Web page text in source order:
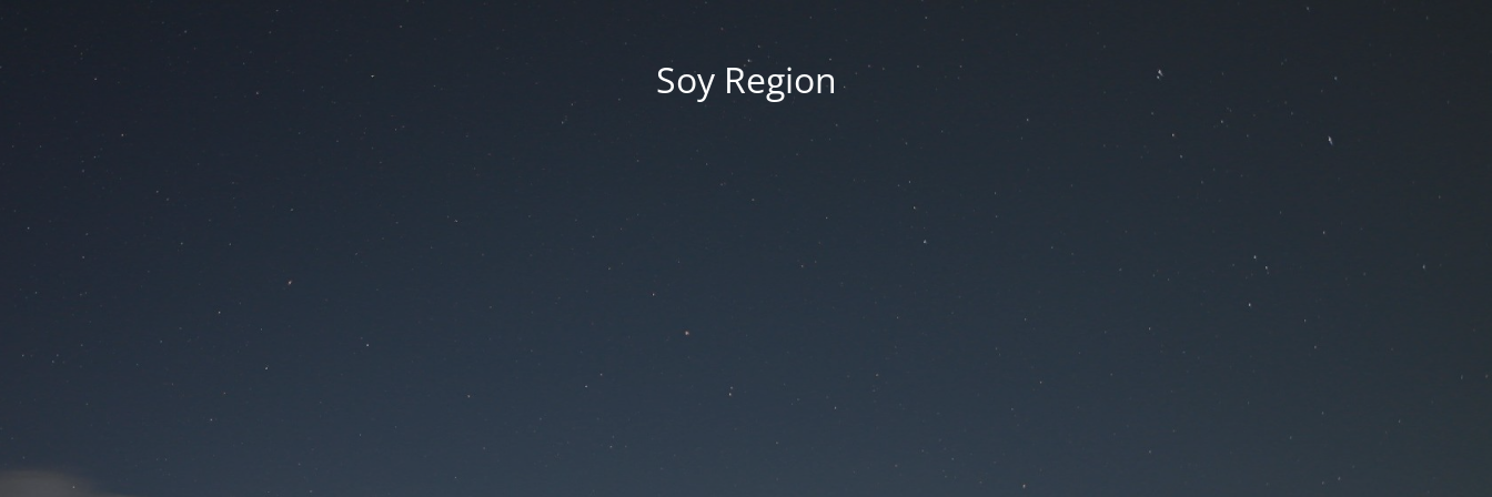
Soy Region